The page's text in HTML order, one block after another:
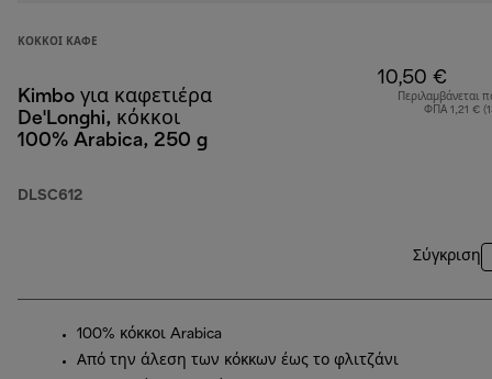
ΚΌΚΚΟΙ ΚΑΦΈ
Kimbo για καφετιέρα
De'Longhi, κόκκοι
100% Arabica, 250 g
DLSC612
10,50 €
Περιλαμβάνεται
ΦΠΑ 1,21 €
Σύγκριση
100% κόκκοι Arabica
Από την άλεση των κόκκων έως το φλιτζάνι